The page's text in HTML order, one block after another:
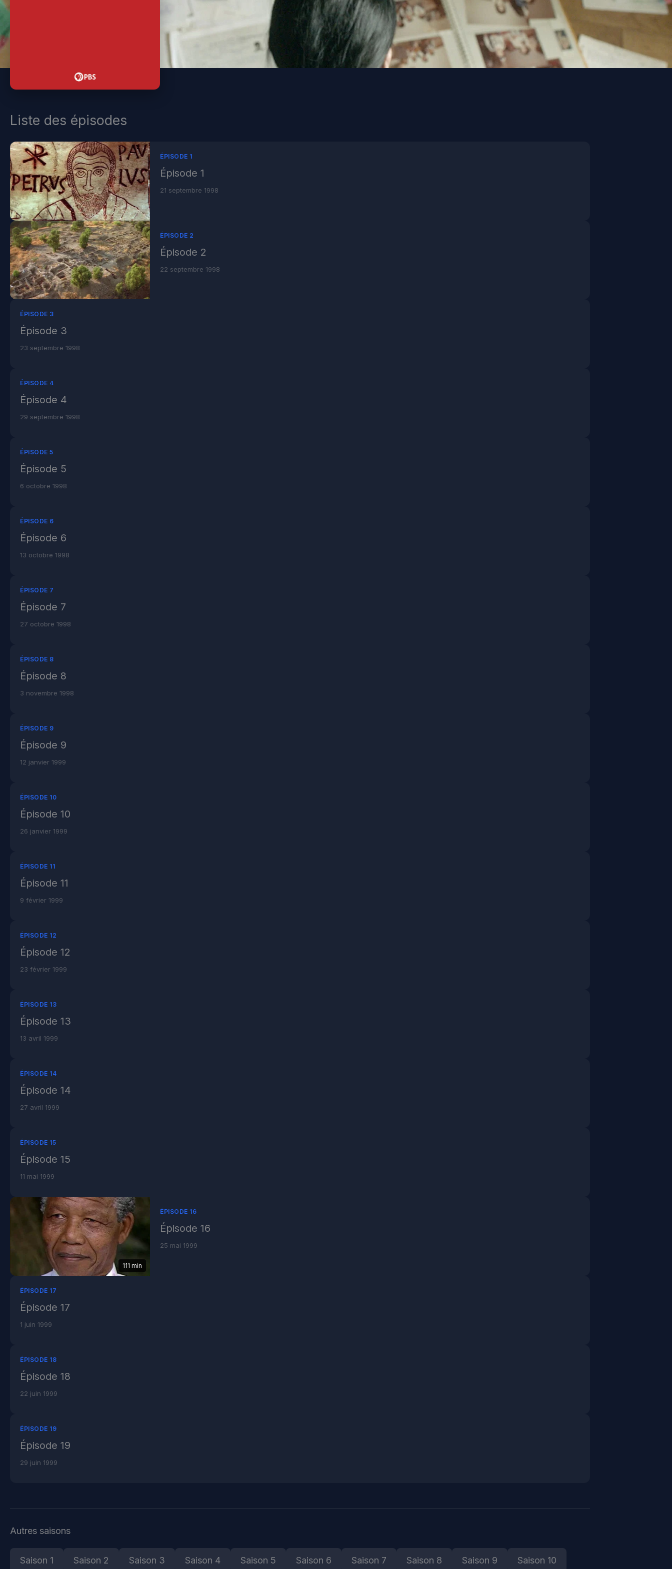
Liste des épisodes
ÉPISODE 1
Épisode 1
21 septembre 1998
ÉPISODE 2
Épisode 2
22 septembre 1998
ÉPISODE 3
Épisode 3
23 septembre 1998
ÉPISODE 4
Épisode 4
29 septembre 1998
ÉPISODE 5
Épisode 5
6 octobre 1998
ÉPISODE 6
Épisode 6
13 octobre 1998
ÉPISODE 7
Épisode 7
27 octobre 1998
ÉPISODE 8
Épisode 8
3 novembre 1998
ÉPISODE 9
Épisode 9
12 janvier 1999
ÉPISODE 10
Épisode 10
26 janvier 1999
ÉPISODE 11
Épisode 11
9 février 1999
ÉPISODE 12
Épisode 12
23 février 1999
ÉPISODE 13
Épisode 13
13 avril 1999
ÉPISODE 14
Épisode 14
27 avril 1999
ÉPISODE 15
Épisode 15
11 mai 1999
111 min
ÉPISODE 16
Épisode 16
25 mai 1999
ÉPISODE 17
Épisode 17
1 juin 1999
ÉPISODE 18
Épisode 18
22 juin 1999
ÉPISODE 19
Épisode 19
29 juin 1999
Autres saisons
Saison 1 Saison 2 Saison 3 Saison 4 Saison 5 Saison 6 Saison 7 Saison 8 Saison 9 Saison 10